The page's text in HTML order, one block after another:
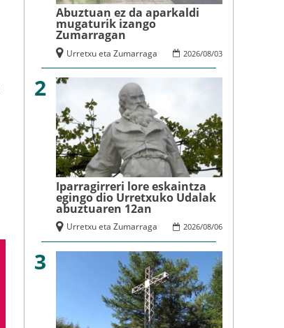
Abuztuan ez da aparkaldi
mugaturik izango
Zumarragan
2026/08/03
Urretxu eta Zumarraga
2
Iparragirreri lore eskaintza
egingo dio Urretxuko Udalak
abuztuaren 12an
2026/08/06
Urretxu eta Zumarraga
3